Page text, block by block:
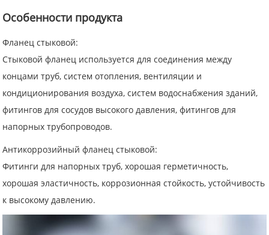
Особенности продукта
Фланец стыковой:
Стыковой фланец используется для соединения между
концами труб, систем отопления, вентиляции и
кондиционирования воздуха, систем водоснабжения зданий,
фитингов для сосудов высокого давления, фитингов для
напорных трубопроводов.
Антикоррозийный фланец стыковой:
Фитинги для напорных труб, хорошая герметичность,
хорошая эластичность, коррозионная стойкость, устойчивость
к высокому давлению.